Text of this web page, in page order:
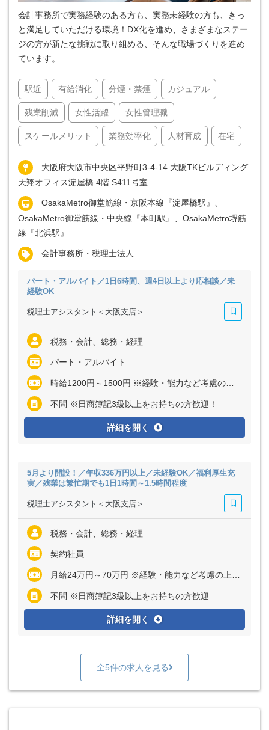
会計事務所で実務経験のある方も、実務未経験の方も、きっ
と満足していただける環境！DX化を進め、さまざまなステー
ジの方が新たな挑戦に取り組める、そんな職場づくりを進め
ています。
駅近 有給消化 分煙・禁煙 カジュアル
残業削減 女性活躍 女性管理職
スケールメリット 業務効率化 人材育成 在宅
大阪府大阪市中央区平野町3-4-14 大阪TKビルディング
天翔オフィス淀屋橋 4階 S411号室
OsakaMetro御堂筋線・京阪本線『淀屋橋駅』、
OsakaMetro御堂筋線・中央線『本町駅』、OsakaMetro堺筋
線『北浜駅』
会計事務所・税理士法人
パート・アルバイト／1日6時間、週4日以上より応相談／未
経験OK
税理士アシスタント＜大阪支店＞
税務・会計、総務・経理
パート・アルバイト
時給1200円～1500円 ※経験・能力など考慮の上、決定いたします
不問 ※日商簿記3級以上をお持ちの方歓迎！
詳細を開く
5月より開設！／年収336万円以上／未経験OK／福利厚生充
実／残業は繁忙期でも1日1時間～1.5時間程度
税理士アシスタント＜大阪支店＞
税務・会計、総務・経理
契約社員
月給24万円～70万円 ※経験・能力など考慮の上、決定いたします ※上記に固定残業代（月25～40時間分＝3万8810円～16万6667円）を含む ※超過分は別途全額支給
不問 ※日商簿記3級以上をお持ちの方歓迎
詳細を開く
全5件の求人を見る